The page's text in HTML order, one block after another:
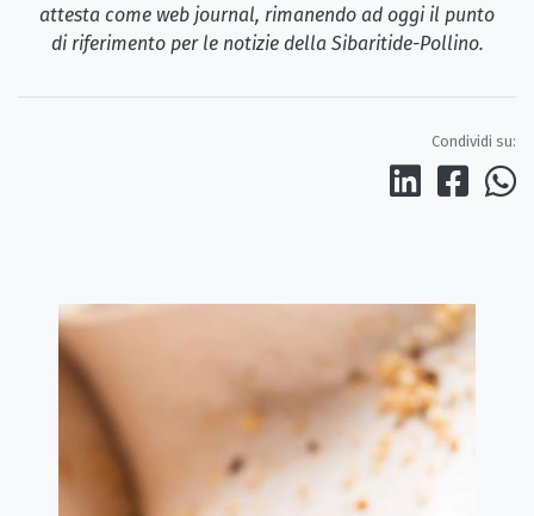
attesta come web journal, rimanendo ad oggi il punto
di riferimento per le notizie della Sibaritide-Pollino.
Condividi su: